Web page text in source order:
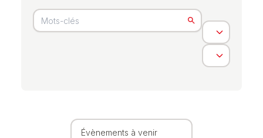
Évènements à venir